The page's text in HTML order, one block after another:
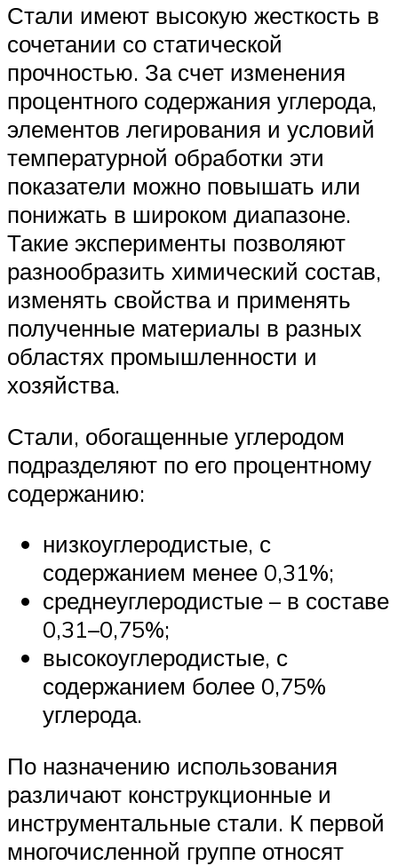
Стали имеют высокую жесткость в
сочетании со статической
прочностью. За счет изменения
процентного содержания углерода,
элементов легирования и условий
температурной обработки эти
показатели можно повышать или
понижать в широком диапазоне.
Такие эксперименты позволяют
разнообразить химический состав,
изменять свойства и применять
полученные материалы в разных
областях промышленности и
хозяйства.
Стали, обогащенные углеродом
подразделяют по его процентному
содержанию:
низкоуглеродистые, с
содержанием менее 0,31%;
среднеуглеродистые – в составе
0,31–0,75%;
высокоуглеродистые, с
содержанием более 0,75%
углерода.
По назначению использования
различают конструкционные и
инструментальные стали. К первой
многочисленной группе относят